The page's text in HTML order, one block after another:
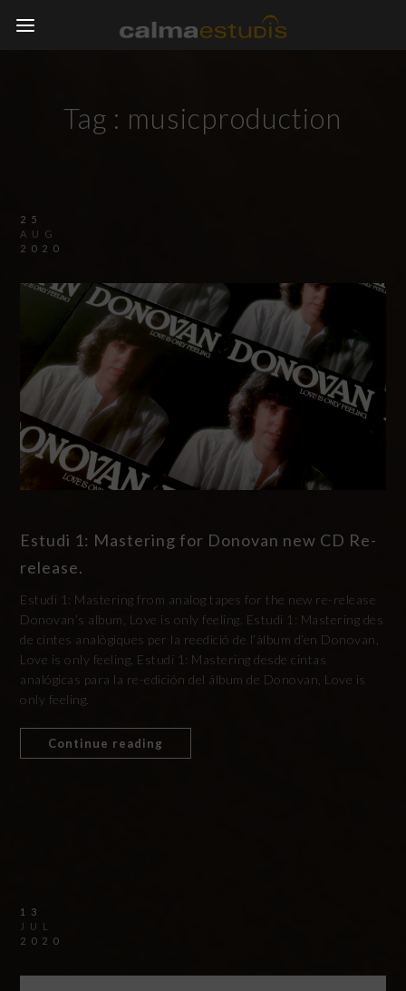
Tag : musicproduction
25
AUG
2020
Estudi 1: Mastering for Donovan new CD Re-
release.
Estudi 1: Mastering from analog tapes for the new re-release
Donovan’s album, Love is only feeling. Estudi 1: Mastering des
de cintes analògiques per la reedició de l’àlbum d’en Donovan,
Love is only feeling. Estudi 1: Mastering desde cintas
analógicas para la re-edición del álbum de Donovan, Love is
only feeling.
Continue reading
13
JUL
2020